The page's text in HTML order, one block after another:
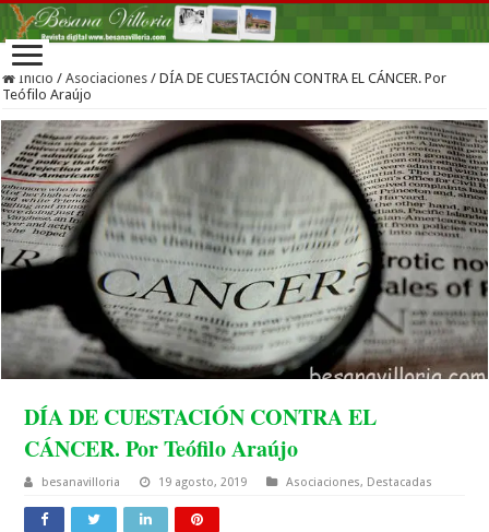
Inicio / Asociaciones / DÍA DE CUESTACIÓN CONTRA EL CÁNCER. Por
Teófilo Araújo
DÍA DE CUESTACIÓN CONTRA EL
CÁNCER. Por Teófilo Araújo
besanavilloria 19 agosto, 2019 Asociaciones, Destacadas